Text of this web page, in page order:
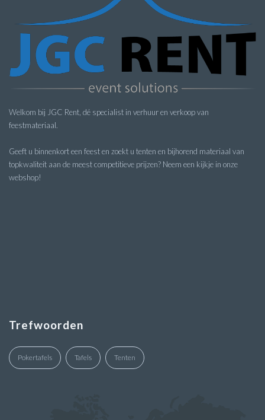
Welkom bij JGC Rent, dé specialist in verhuur en verkoop van
feestmateriaal.
Geeft u binnenkort een feest en zoekt u tenten en bijhorend materiaal van
topkwaliteit aan de meest competitieve prijzen? Neem een kijkje in onze
webshop!
Trefwoorden
Pokertafels Tafels Tenten